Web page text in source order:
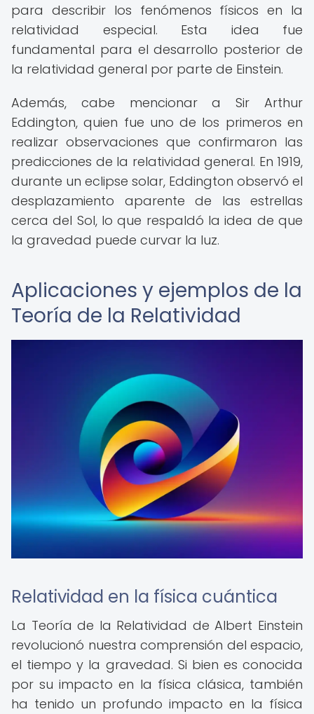
para describir los fenómenos físicos en la
relatividad especial. Esta idea fue
fundamental para el desarrollo posterior de
la relatividad general por parte de Einstein.
Además, cabe mencionar a Sir Arthur
Eddington, quien fue uno de los primeros en
realizar observaciones que confirmaron las
predicciones de la relatividad general. En 1919,
durante un eclipse solar, Eddington observó el
desplazamiento aparente de las estrellas
cerca del Sol, lo que respaldó la idea de que
la gravedad puede curvar la luz.
Aplicaciones y ejemplos de la
Teoría de la Relatividad
Relatividad en la física cuántica
La Teoría de la Relatividad de Albert Einstein
revolucionó nuestra comprensión del espacio,
el tiempo y la gravedad. Si bien es conocida
por su impacto en la física clásica, también
ha tenido un profundo impacto en la física